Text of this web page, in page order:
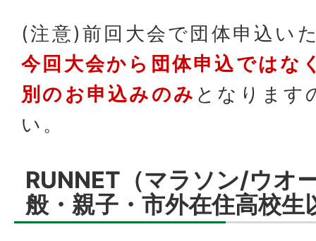
(注意)前回大会で団体申込い
今回大会から団体申込ではな
別のお申込みのみ となります
い。
RUNNET（マラソン/ウオ
般・親子・市外在住高校生